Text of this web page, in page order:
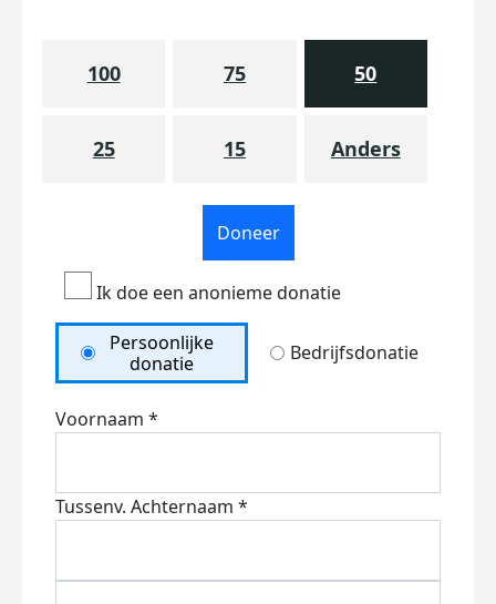
100 75 50
25 15 Anders
Doneer
Ik doe een anonieme donatie
Persoonlijke
donatie
Bedrijfsdonatie
Voornaam *
Tussenv. Achternaam *